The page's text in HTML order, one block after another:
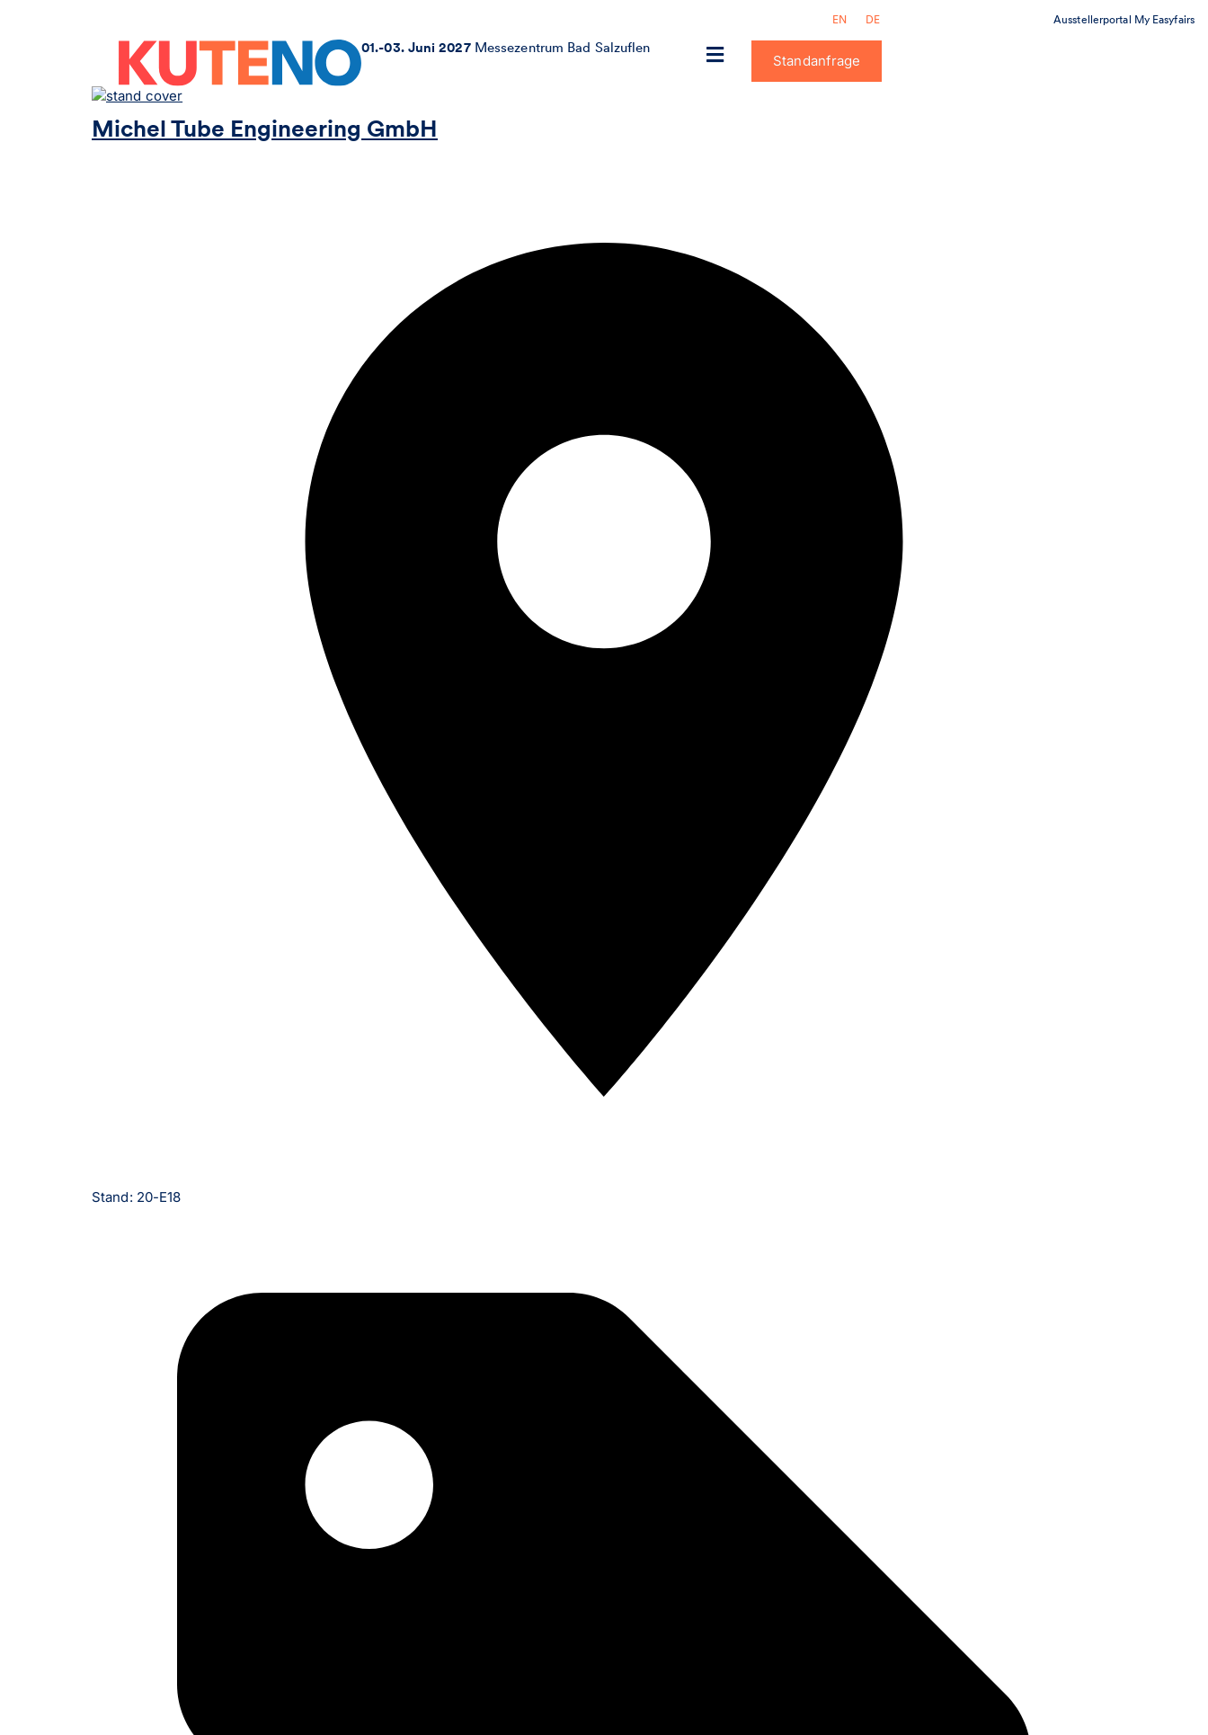
EN DE Ausstellerportal My Easyfairs
01.-03. Juni 2027Messezentrum Bad Salzuflen
Standanfrage
Michel Tube Engineering GmbH
Stand: 20-E18